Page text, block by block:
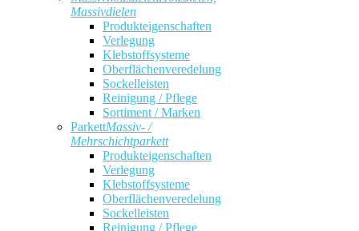
Massivdielen
Produkteigenschaften
Verlegung
Klebstoffsysteme
Oberflächenveredelung
Sockelleisten
Reinigung / Pflege
Sortiment / Marken
ParkettMassiv- /
Mehrschichtparkett
Produkteigenschaften
Verlegung
Klebstoffsysteme
Oberflächenveredelung
Sockelleisten
Reinigung / Pflege